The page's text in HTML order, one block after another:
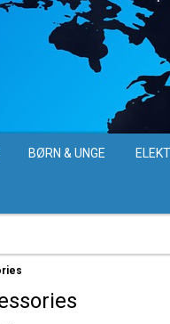
BØRN & UNGE